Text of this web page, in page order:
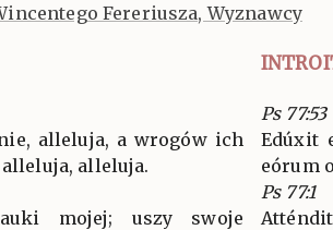
Fereriusza, Wyznawcy
alleluja, a wrogów ich
alleluja.
mojej; uszy swoje
Ps 77:53
Edúxit
eórum
Ps 77:1